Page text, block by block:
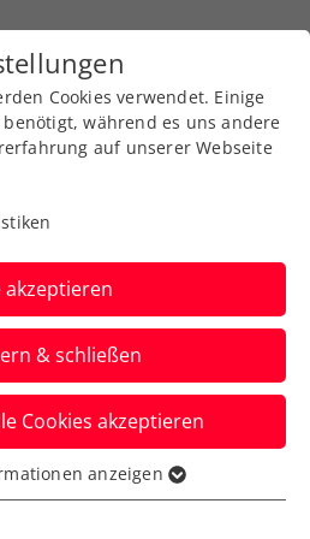
Ohneberg:
ohne
am
Amt.
17.04.2026
Cookies verwendet. Einige
während es uns andere
auf unserer Webseite
akzeptieren
& schließen
Cookies akzeptieren
für grundlegende
anzeigen